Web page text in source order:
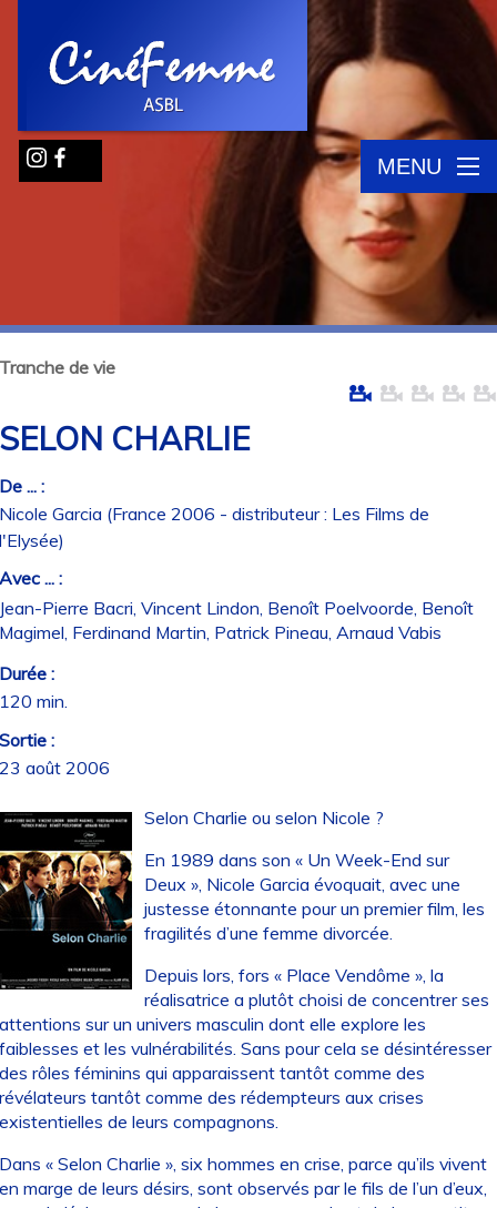
MENU
de vie
CHARLIE
... :
Garcia (France 2006 - distributeur : Les Films de
... :
Pierre Bacri, Vincent Lindon, Benoît Poelvoorde, Benoît
Ferdinand Martin, Patrick Pineau, Arnaud Vabis
:
min.
:
août 2006
Selon Charlie ou selon Nicole ?
En 1989 dans son « Un Week-End sur
Deux », Nicole Garcia évoquait, avec une
justesse étonnante pour un premier film, les
fragilités d’une femme divorcée.
Depuis lors, fors « Place Vendôme », la
réalisatrice a plutôt choisi de concentrer ses
sur un univers masculin dont elle explore les
et les vulnérabilités. Sans pour cela se désintéresser
rôles féminins qui apparaissent tantôt comme des
tantôt comme des rédempteurs aux crises
de leurs compagnons.
« Selon Charlie », six hommes en crise, parce qu’ils vivent
marge de leurs désirs, sont observés par le fils de l’un d’eux,